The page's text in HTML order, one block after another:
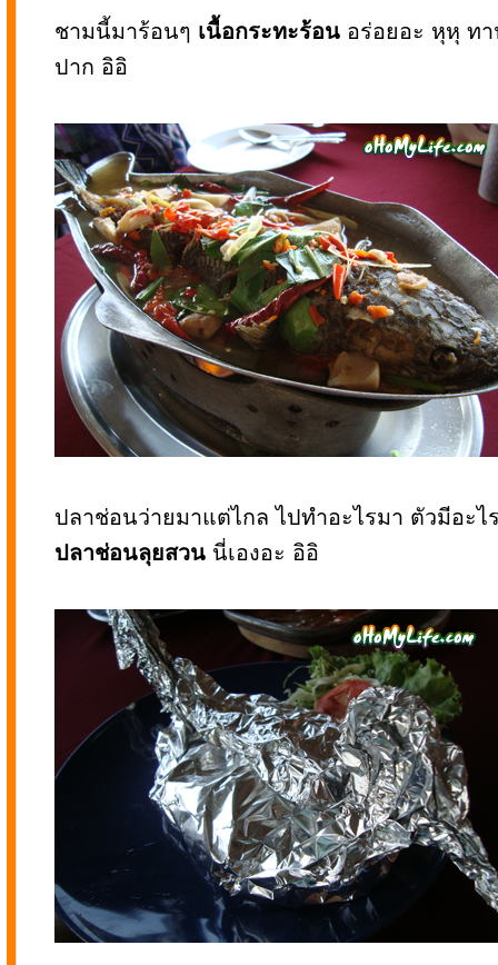
ชามนี้มาร้อนๆ เนื้อกระทะร้อน อร่อยอะ หุหุ ท
ปาก อิอิ
ปลาช่อนว่ายมาแต่ไกล ไปทำอะไรมา ตัวมีอะไ
ปลาช่อนลุยสวน นี่เองอะ อิอิ